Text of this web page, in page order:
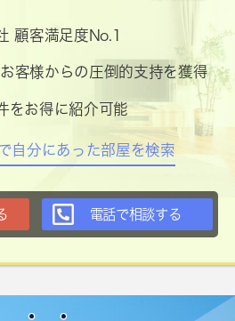
顧客満足度No.1
客様からの圧倒的支持を獲得
をお得に紹介可能
自分にあった部屋を検索
電話で相談する